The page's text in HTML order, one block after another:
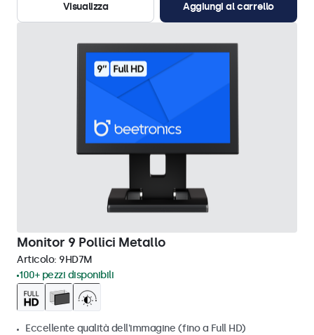
Visualizza
Aggiungi al carrello
Monitor 9 Pollici Metallo
Articolo: 9HD7M
100+ pezzi disponibili
Eccellente qualità dell'immagine (fino a Full HD)